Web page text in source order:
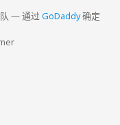
— 通过 GoDaddy确定